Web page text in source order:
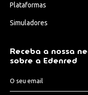
Plataformas
Simuladores
Receba a nossa
sobre a Edenred